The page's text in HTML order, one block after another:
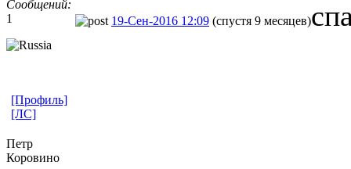
Сообщений:
1
19-Сен-2016 12:09 (спустя 9 месяцев)
[Профиль]
[ЛС]
Петр
Коровино